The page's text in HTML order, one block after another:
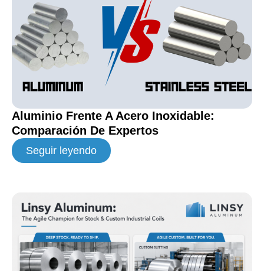
Aluminio Frente A Acero Inoxidable:
Comparación De Expertos
Seguir leyendo